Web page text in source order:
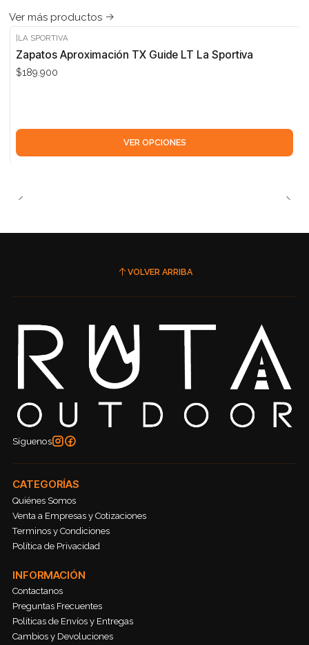
Ver más productos
|LA SPORTIVA
Zapatos Aproximación TX Guide LT La Sportiva
$189.900
VER OPCIONES
VOLVER ARRIBA
Síguenos
CATEGORÍAS
Quiénes Somos
Venta a Empresas y Cotizaciones
Terminos y Condiciones
Política de Privacidad
INFORMACIÓN
Contactanos
Preguntas Frecuentes
Políticas de Envíos y Entregas
Cambios y Devoluciones